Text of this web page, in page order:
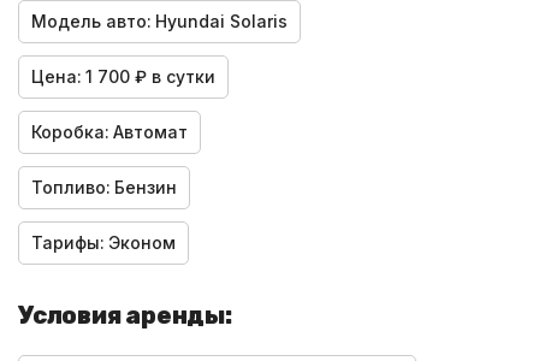
Модель авто: Hyundai Solaris
Цена: 1 700 ₽ в сутки
Коробка: Автомат
Топливо: Бензин
Тарифы: Эконом
Условия аренды: